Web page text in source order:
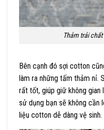
Thảm trải
Bên cạnh đó sợi cotton
làm ra những tấm thảm nỉ.
rất tốt, giúp giữ không gian
sử dụng bạn sẽ không cần
liệu cotton dễ dàng vệ sinh.